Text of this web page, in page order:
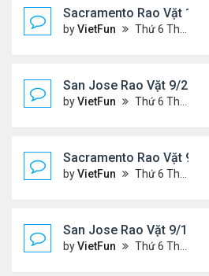
Sacramento Rao Vặt 10/
byVietFun Thứ 6 Tháng 10 01, 2021 12:57 pm
San Jose Rao Vặt 9/24/
byVietFun Thứ 6 Tháng 9 24, 2021 8:08 pm
Sacramento Rao Vặt 9/
byVietFun Thứ 6 Tháng 9 24, 2021 1:06 pm
San Jose Rao Vặt 9/17/
byVietFun Thứ 6 Tháng 9 17, 2021 3:03 pm